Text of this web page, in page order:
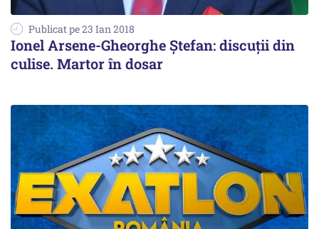
Publicat pe 23 Ian 2018
Ionel Arsene-Gheorghe Ştefan: discuţii din
culise. Martor în dosar